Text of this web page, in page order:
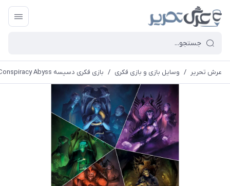
عرش تحریر / وسایل بازی و بازی فکری / بازی فکری دسیسه Conspiracy Abyss مستفیل